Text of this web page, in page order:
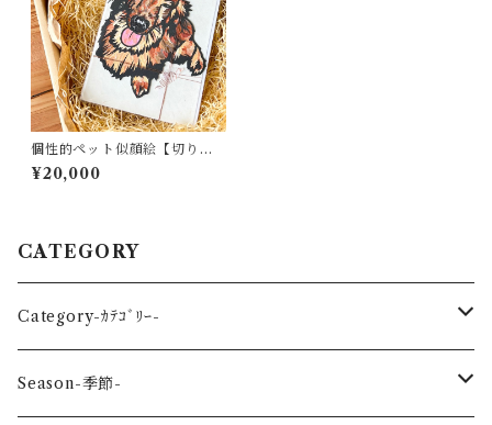
個性的ペット似顔絵【切り絵×
ちぎり絵】オーダーアート
¥20,000
CATEGORY
Category-ｶﾃｺﾞﾘｰ-
reptile-爬虫類-
Season-季節-